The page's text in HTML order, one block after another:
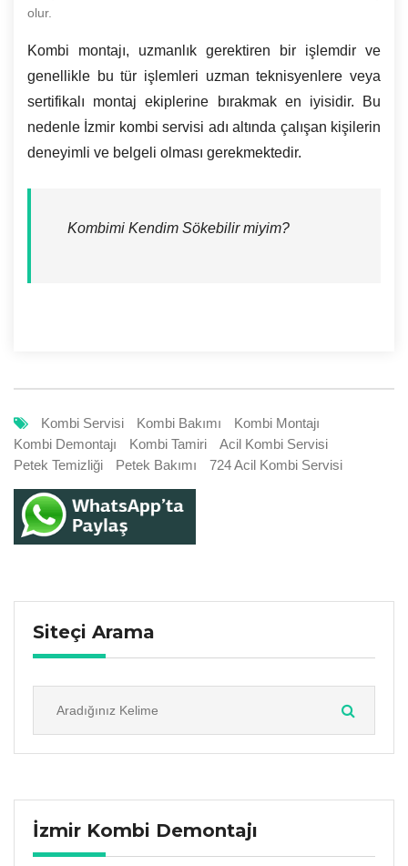
olur.
Kombi montajı, uzmanlık gerektiren bir işlemdir ve
genellikle bu tür işlemleri uzman teknisyenlere veya
sertifikalı montaj ekiplerine bırakmak en iyisidir. Bu
nedenle İzmir kombi servisi adı altında çalışan kişilerin
deneyimli ve belgeli olması gerekmektedir.
Kombimi Kendim Sökebilir miyim?
Kombi Servisi Kombi Bakımı
Kombi Montajı
Kombi Demontajı
Kombi Tamiri
Acil Kombi Servisi
Petek Temizliği
Petek Bakımı 724 Acil Kombi Servisi
Siteçi Arama
İzmir Kombi Demontajı